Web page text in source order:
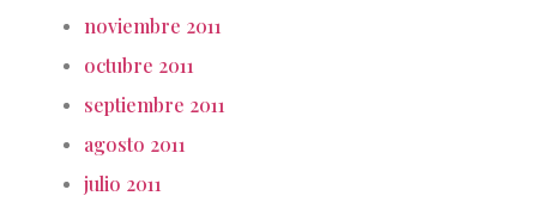
noviembre 2011
octubre 2011
septiembre 2011
agosto 2011
julio 2011